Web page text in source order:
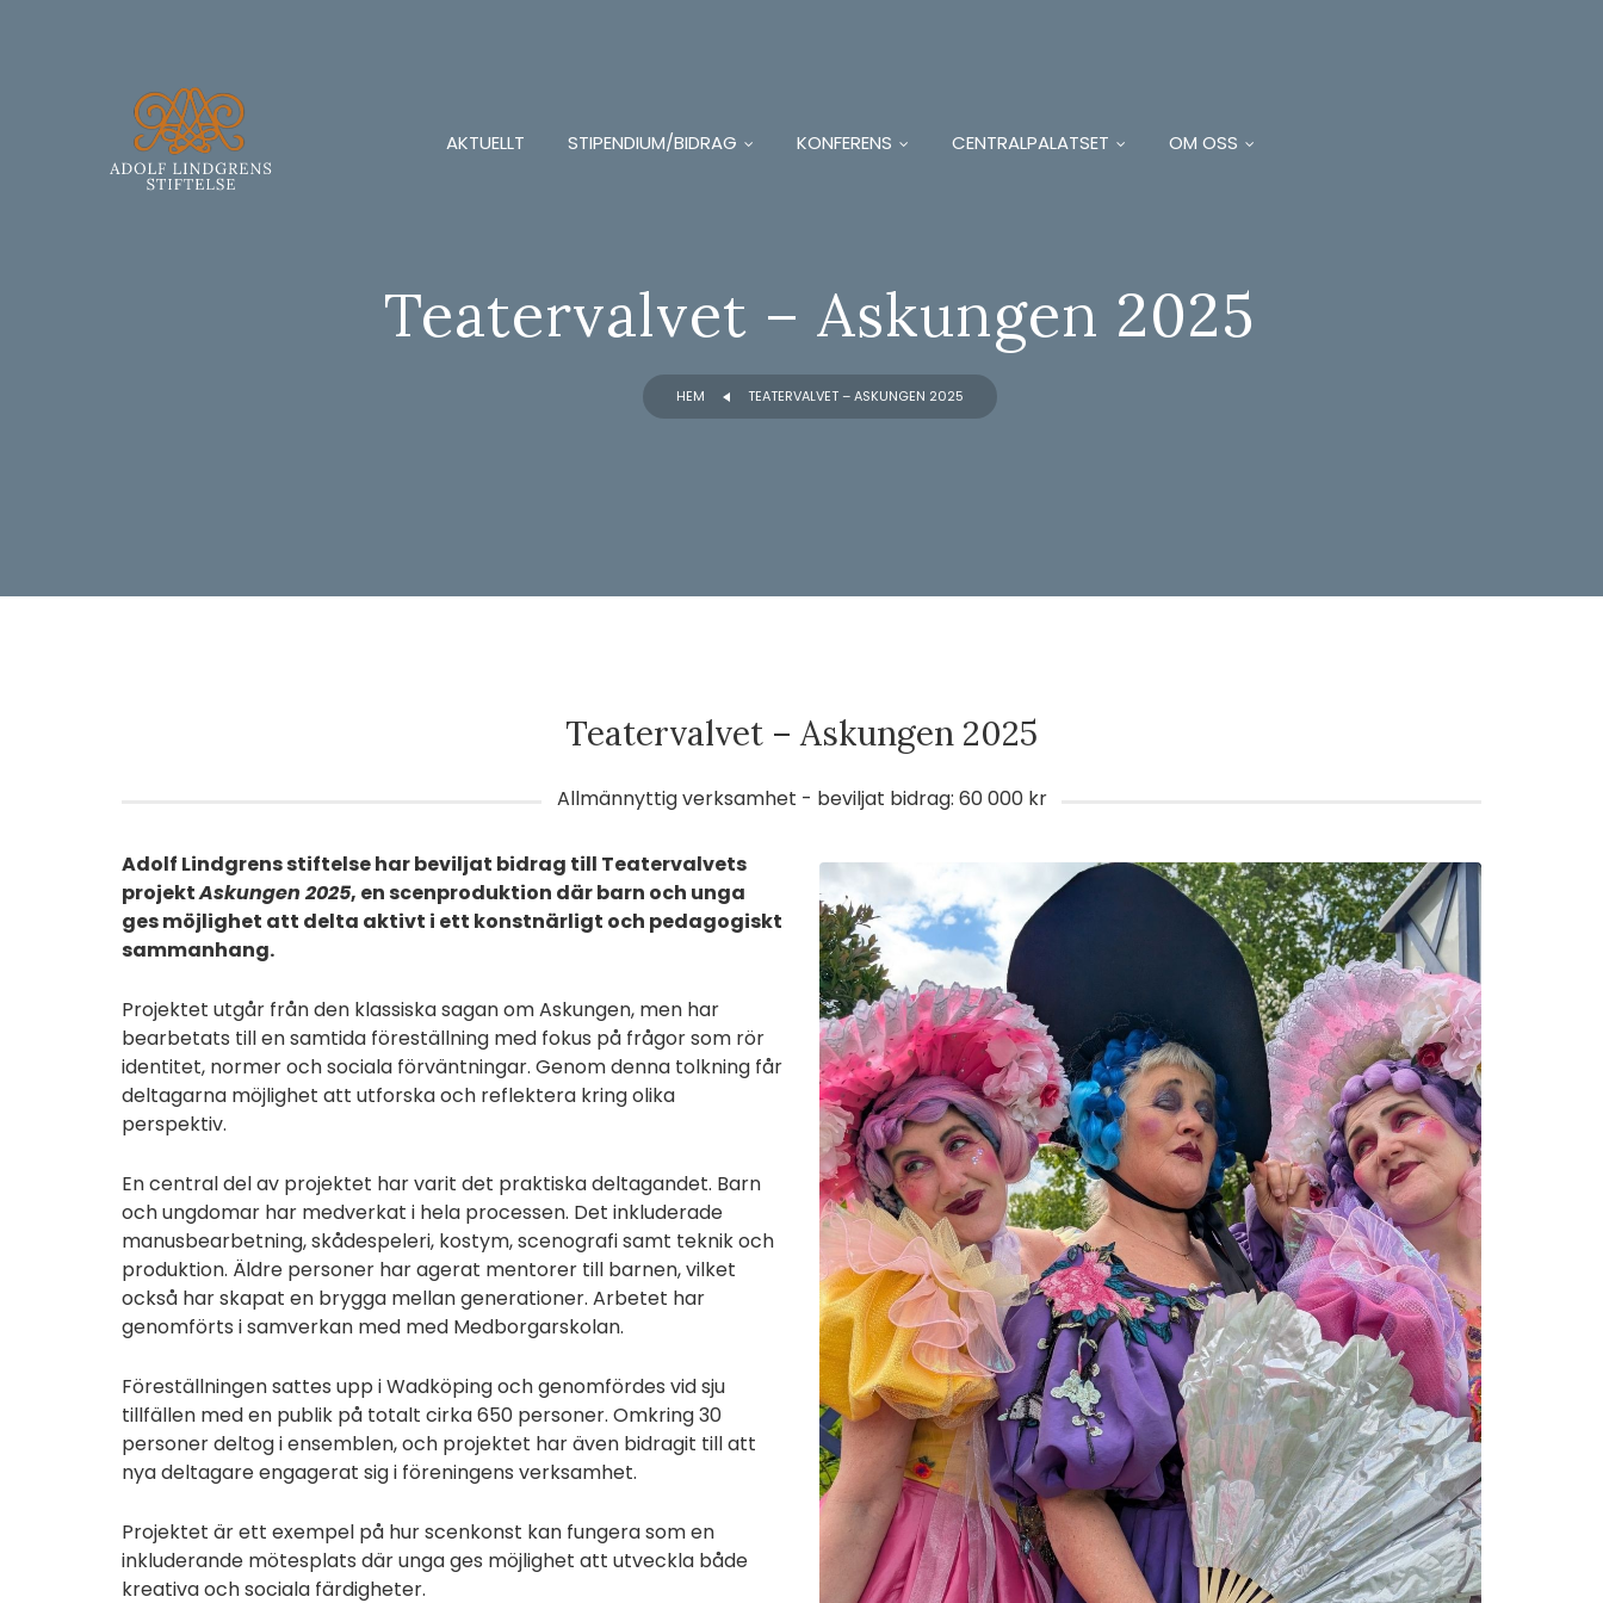
AKTUELLT STIPENDIUM/BIDRAG KONFERENS CENTRALPALATSET OM OSS
Teatervalvet – Askungen 2025
HEM TEATERVALVET – ASKUNGEN 2025
Teatervalvet – Askungen 2025
Allmännyttig verksamhet - beviljat bidrag: 60 000 kr
Adolf Lindgrens stiftelse har beviljat bidrag till Teatervalvets
projektAskungen 2025, en scenproduktion där barn och unga
ges möjlighet att delta aktivt i ett konstnärligt och pedagogiskt
sammanhang.
Projektet utgår från den klassiska sagan om Askungen, men har
bearbetats till en samtida föreställning med fokus på frågor som rör
identitet, normer och sociala förväntningar. Genom denna tolkning får
deltagarna möjlighet att utforska och reflektera kring olika
perspektiv.
En central del av projektet har varit det praktiska deltagandet. Barn
och ungdomar har medverkat i hela processen. Det inkluderade
manusbearbetning, skådespeleri, kostym, scenografi samt teknik och
produktion. Äldre personer har agerat mentorer till barnen, vilket
också har skapat en brygga mellan generationer. Arbetet har
genomförts i samverkan med med Medborgarskolan.
Föreställningen sattes upp i Wadköping och genomfördes vid sju
tillfällen med en publik på totalt cirka 650 personer. Omkring 30
personer deltog i ensemblen, och projektet har även bidragit till att
nya deltagare engagerat sig i föreningens verksamhet.
Projektet är ett exempel på hur scenkonst kan fungera som en
inkluderande mötesplats där unga ges möjlighet att utveckla både
kreativa och sociala färdigheter.